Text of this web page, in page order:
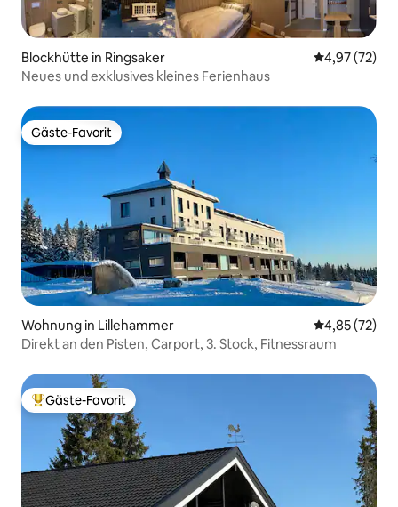
Blockhütte in Ringsaker
4,97 (72)
Neues und exklusives kleines Ferienhaus
Gäste-Favorit
Gäste-Favorit
Wohnung in Lillehammer
4,85 (72)
Direkt an den Pisten, Carport, 3. Stock, Fitnessraum
Beliebter Gäste-Favorit.
Gäste-Favorit